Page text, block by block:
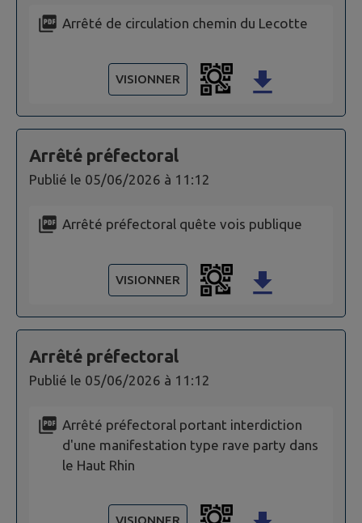
Arrêté de circulation chemin du Lecotte
VISIONNER
Arrêté préfectoral
Publié le 05/06/2026 à 11:12
Arrêté préfectoral quête vois publique
VISIONNER
Arrêté préfectoral
Publié le 05/06/2026 à 11:12
Arrêté préfectoral portant interdiction
d'une manifestation type rave party dans
le Haut Rhin
VISIONNER